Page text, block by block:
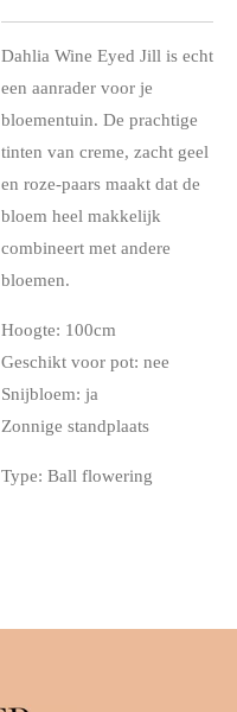
Dahlia Wine Eyed Jill is echt
een aanrader voor je
bloementuin. De prachtige
tinten van creme, zacht geel
en roze-paars maakt dat de
bloem heel makkelijk
combineert met andere
bloemen.
Hoogte: 100cm
Geschikt voor pot: nee
Snijbloem: ja
Zonnige standplaats
Type: Ball flowering